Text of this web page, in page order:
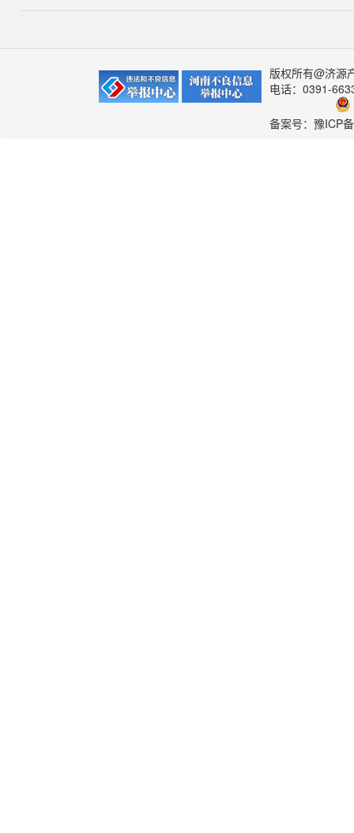
版权所有@济源
电话：0391-
备案号： 豫ICP